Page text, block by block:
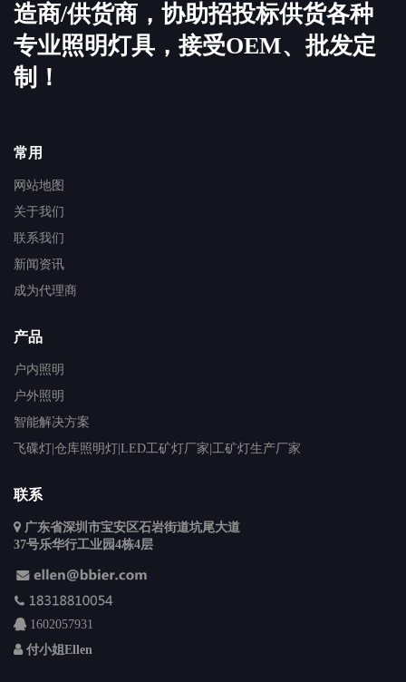
造商/供货商，协助招投标供货各种
专业照明灯具，接受OEM、批发定
制！
常用
网站地图
关于我们
联系我们
新闻资讯
成为代理商
产品
户内照明
户外照明
智能解决方案
飞碟灯|仓库照明灯|LED工矿灯厂家|工矿灯生产厂家
联系
广东省深圳市宝安区石岩街道坑尾大道
37号乐华行工业园4栋4层
1602057931
付小姐Ellen